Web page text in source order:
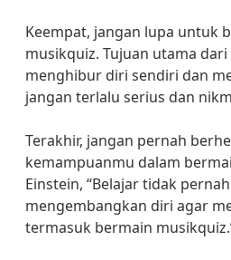
Keempat, jangan lupa untuk
musikquiz. Tujuan utama
menghibur diri sendiri dan
jangan terlalu serius dan
Terakhir, jangan pernah
kemampuanmu dalam
Einstein, “Belajar tidak
mengembangkan diri agar
termasuk bermain